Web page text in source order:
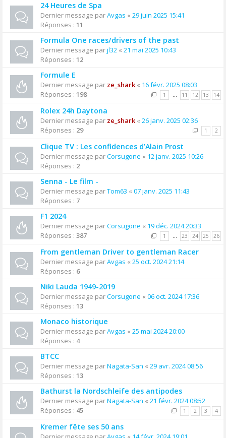
24 Heures de Spa
Dernier message parAvgas « 29 juin 2025 15:41
Réponses : 11
Formula One races/drivers of the past
Dernier message parjl32 « 21 mai 2025 10:43
Réponses : 12
Formule E
Dernier message par ze_shark« 16 févr. 2025 08:03
Réponses : 198 1 … 11 12 13 14
Rolex 24h Daytona
Dernier message par ze_shark« 26 janv. 2025 02:36
Réponses : 29 1 2
Clique TV : Les confidences d’Alain Prost
Dernier message parCorsugone « 12 janv. 2025 10:26
Réponses : 2
Senna - Le film -
Dernier message parTom63 « 07 janv. 2025 11:43
Réponses : 7
F1 2024
Dernier message parCorsugone « 19 déc. 2024 20:33
Réponses : 387 1 … 23 24 25 26
From gentleman Driver to gentleman Racer
Dernier message parAvgas « 25 oct. 2024 21:14
Réponses : 6
Niki Lauda 1949-2019
Dernier message parCorsugone « 06 oct. 2024 17:36
Réponses : 13
Monaco historique
Dernier message parAvgas « 25 mai 2024 20:00
Réponses : 4
BTCC
Dernier message parNagata-San « 29 avr. 2024 08:56
Réponses : 13
Bathurst la Nordschleife des antipodes
Dernier message parNagata-San « 21 févr. 2024 08:52
Réponses : 45 1 2 3 4
Kremer fête ses 50 ans